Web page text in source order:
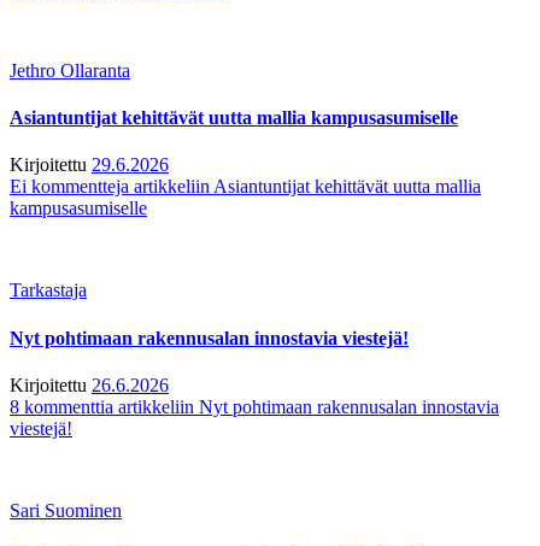
Jethro Ollaranta
Asiantuntijat kehittävät uutta mallia kampusasumiselle
Kirjoitettu 29.6.2026
Ei kommentteja artikkeliin Asiantuntijat kehittävät uutta mallia
kampusasumiselle
Tarkastaja
Nyt pohtimaan rakennusalan innostavia viestejä!
Kirjoitettu 26.6.2026
8 kommenttia artikkeliin Nyt pohtimaan rakennusalan innostavia
viestejä!
Sari Suominen